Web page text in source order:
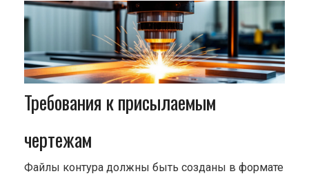
Требования к присылаемым
чертежам
Файлы контура должны быть созданы в формате